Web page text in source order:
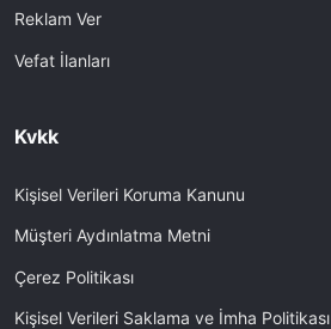
Reklam Ver
Vefat İlanları
Kvkk
Kişisel Verileri Koruma Kanunu
Müşteri Aydınlatma Metni
Çerez Politikası
Kişisel Verileri Saklama ve İmha Politikası